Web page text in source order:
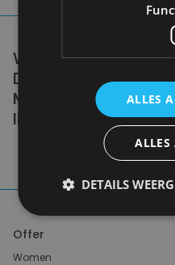
WE DON'T NEED A
DOING ZERO WASTE
MILLIONS OF
IMPERFECTLY.
Anne Marie Bonneau
Offer
Women
ALLES
ALLES
DETAILS